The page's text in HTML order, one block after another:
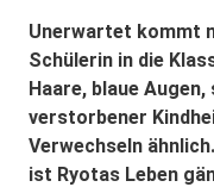
Unerwartet kommt
Schülerin in die
Haare, blaue
verstorbener
Verwechseln
ist Ryotas Leben